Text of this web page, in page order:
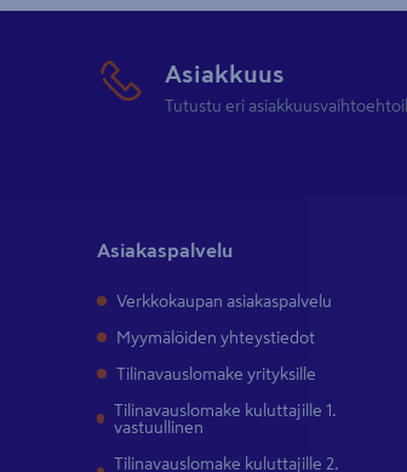
Asiakkuus
Tutustu eri
Asiakaspalvelu
Verkkokaupan asiakaspalvelu
Myymälöiden yhteystiedot
Tilinavauslomake yrityksille
Tilinavauslomake kuluttajille 1.
vastuullinen
Tilinavauslomake kuluttajille 2.